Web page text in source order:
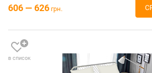
606 — 626 грн.
в список